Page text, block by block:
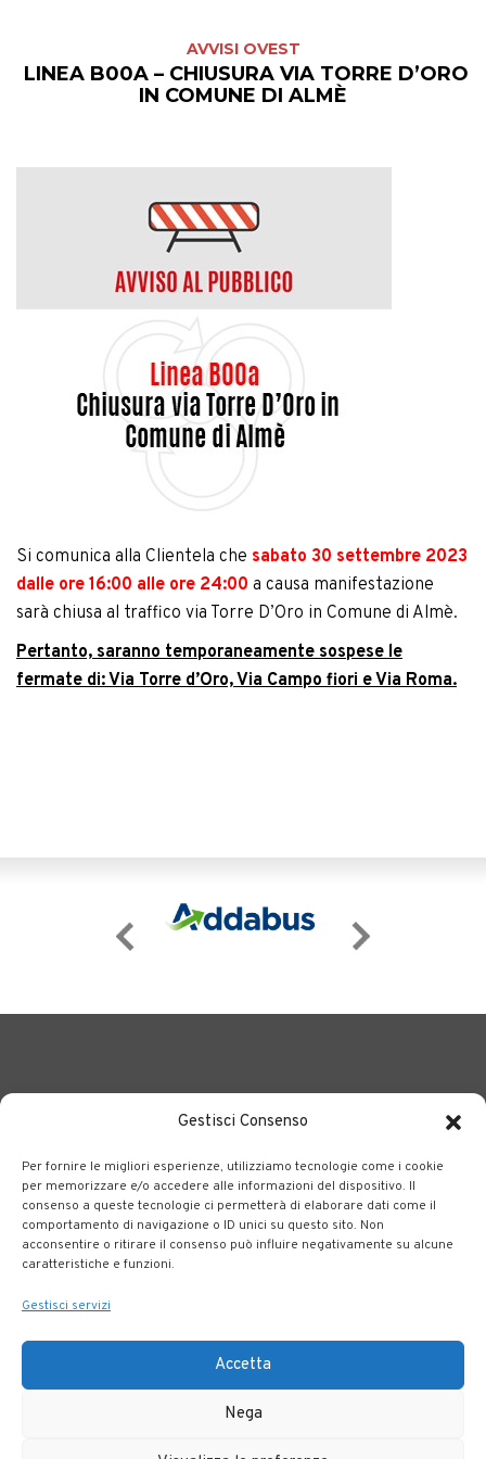
Gestisci Consenso
Per fornire le migliori esperienze, utilizziamo tecnologie come i cookie
per memorizzare e/o accedere alle informazioni del dispositivo. Il
consenso a queste tecnologie ci permetterà di elaborare dati come il
comportamento di navigazione o ID unici su questo sito. Non
acconsentire o ritirare il consenso può influire negativamente su alcune
caratteristiche e funzioni.
Gestisci servizi
Accetta
Nega
AVVISI OVEST
LINEA B00A – CHIUSURA VIA TORRE D’ORO
IN COMUNE DI ALMÈ
Si comunica alla Clientela che sabato 30 settembre 2023
dalle ore 16:00 alle ore 24:00 a causa manifestazione
sarà chiusa al traffico via Torre D’Oro in Comune di Almè.
Pertanto, saranno temporaneamente sospese le
fermate di: Via Torre d’Oro, Via Campo fiori e Via Roma.
BERGAMO TRASPORTI portale delle tre società Consortili
dedite al trasporto pubblico locale su tutto il territorio
bergamasco.